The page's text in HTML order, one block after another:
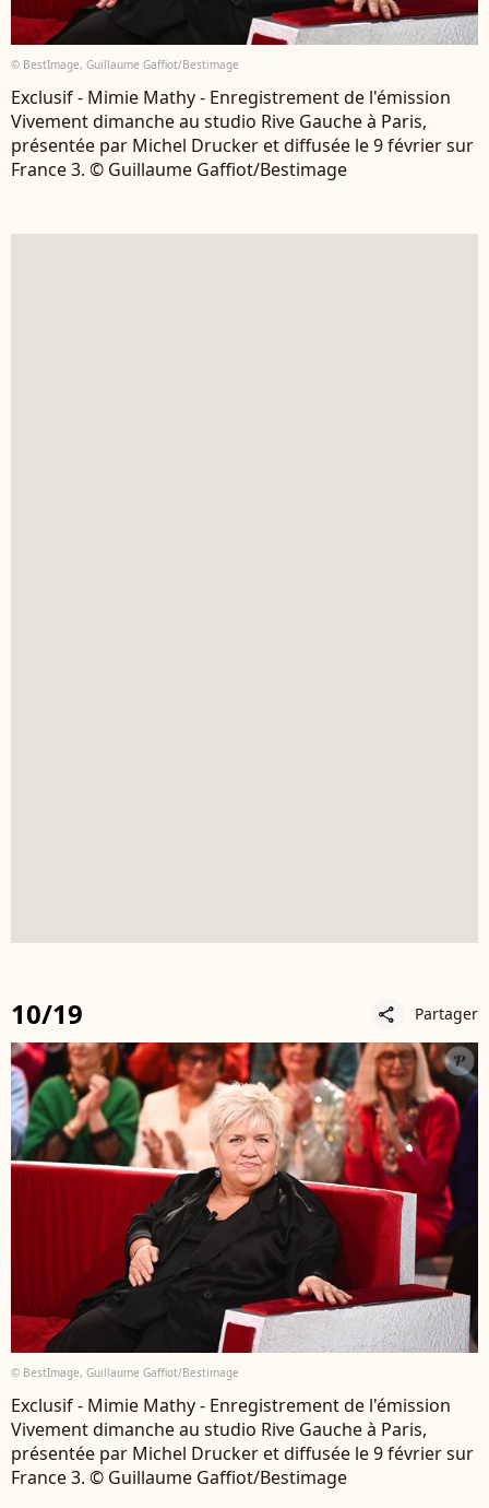
© BestImage, Guillaume Gaffiot/Bestimage
Exclusif - Mimie Mathy - Enregistrement de l'émission
Vivement dimanche au studio Rive Gauche à Paris,
présentée par Michel Drucker et diffusée le 9 février sur
France 3. © Guillaume Gaffiot/Bestimage
10/19 share Partager
© BestImage, Guillaume Gaffiot/Bestimage
Exclusif - Mimie Mathy - Enregistrement de l'émission
Vivement dimanche au studio Rive Gauche à Paris,
présentée par Michel Drucker et diffusée le 9 février sur
France 3. © Guillaume Gaffiot/Bestimage